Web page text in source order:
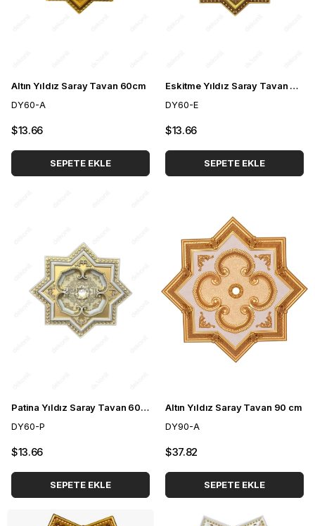
Altın Yıldız Saray Tavan 60cm
DY60-A
$13.66
SEPETE EKLE
Eskitme Yıldız Saray Tavan 60cm
DY60-E
$13.66
SEPETE EKLE
Patina Yıldız Saray Tavan 60cm
DY60-P
$13.66
SEPETE EKLE
Altın Yıldız Saray Tavan 90 cm
DY90-A
$37.82
SEPETE EKLE